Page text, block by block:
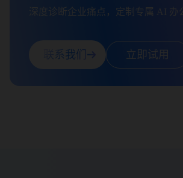
深度诊断企业痛点，定制专属 AI 办
联系我们 立即试用